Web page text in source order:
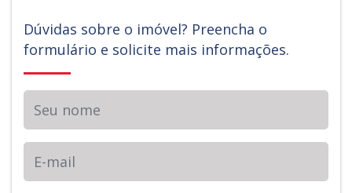
Dúvidas sobre o imóvel? Preencha o
formulário e solicite mais informações.